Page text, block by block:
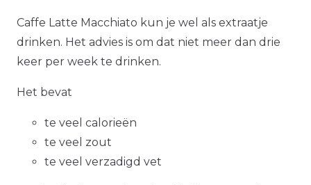
Caffe Latte Macchiato kun je wel als extraatje
drinken. Het advies is om dat niet meer dan drie
keer per week te drinken.
Het bevat
te veel calorieën
te veel zout
te veel verzadigd vet